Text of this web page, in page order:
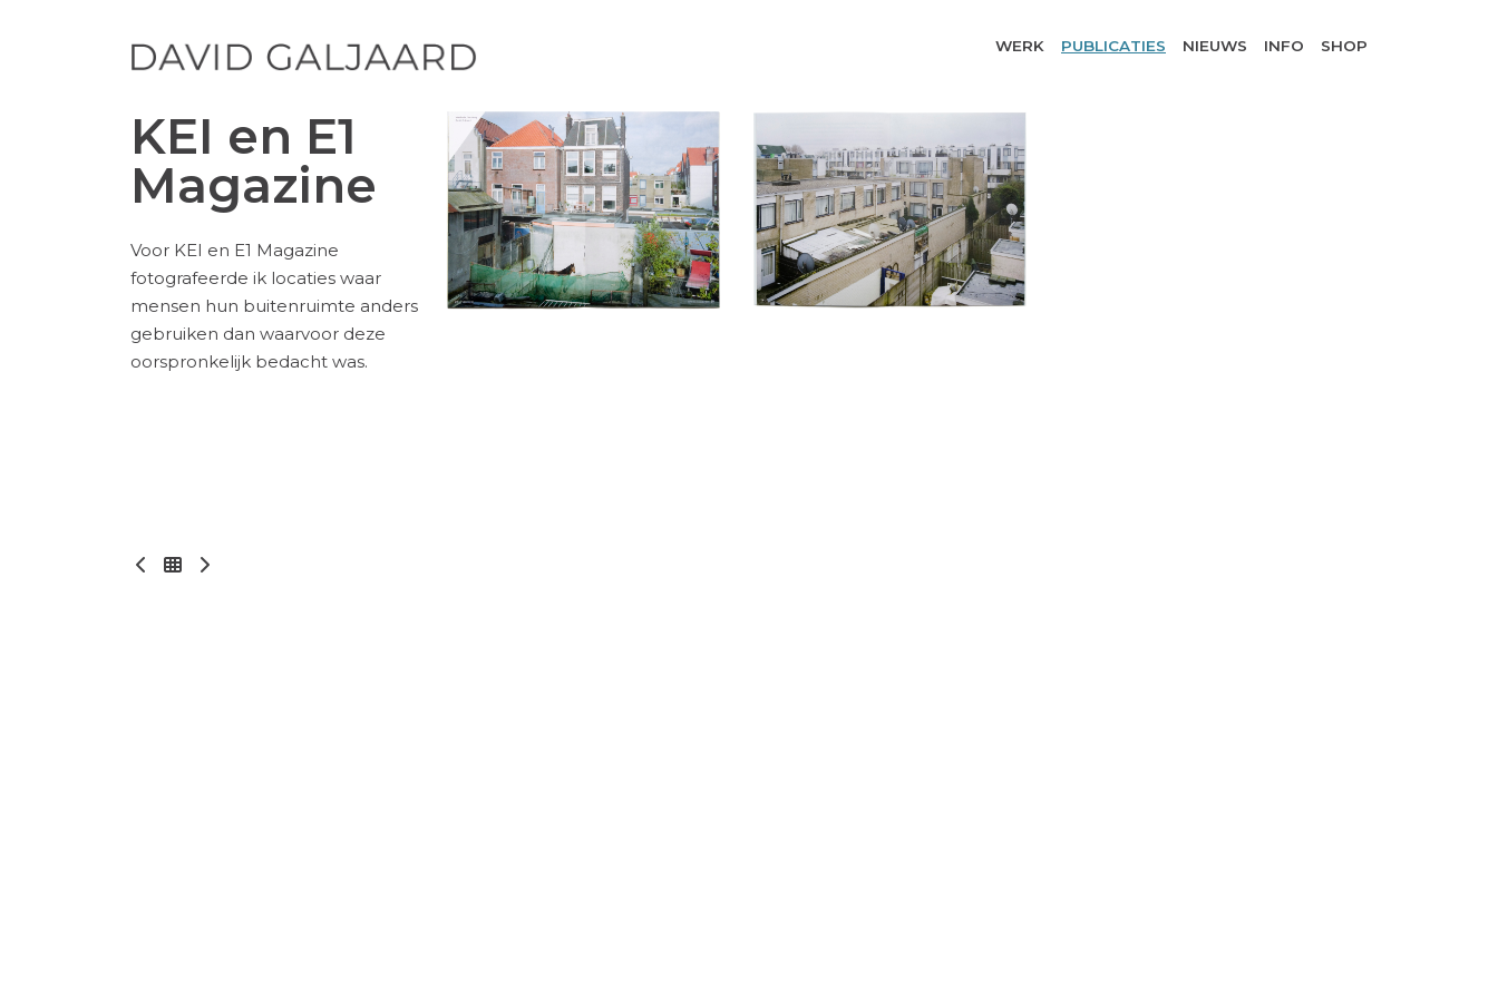
WERK PUBLICATIES NIEUWS INFO SHOP
KEI en E1
Magazine
Voor KEI en E1 Magazine
fotografeerde ik locaties waar
mensen hun buitenruimte anders
gebruiken dan waarvoor deze
oorspronkelijk bedacht was.